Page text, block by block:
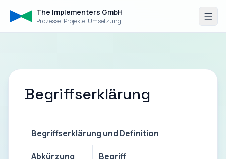
The Implementers GmbH
Prozesse. Projekte. Umsetzung.
Begriffserklärung
Begriffserklärung und Definition
Abkürzung Begriff